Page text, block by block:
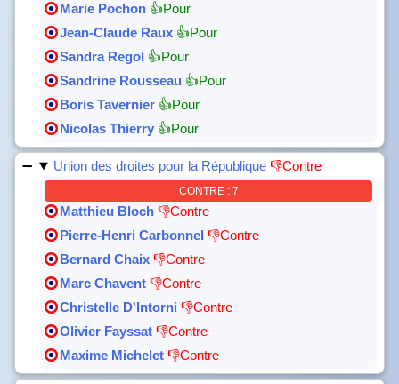
Marie Pochon 👍Pour
Jean-Claude Raux 👍Pour
Sandra Regol 👍Pour
Sandrine Rousseau 👍Pour
Boris Tavernier 👍Pour
Nicolas Thierry 👍Pour
Union des droites pour la République 👎Contre
CONTRE : 7
Matthieu Bloch 👎Contre
Pierre-Henri Carbonnel 👎Contre
Bernard Chaix 👎Contre
Marc Chavent 👎Contre
Christelle D'Intorni 👎Contre
Olivier Fayssat 👎Contre
Maxime Michelet 👎Contre